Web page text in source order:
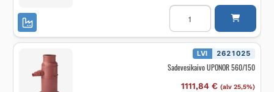
Teleskooppirengas
pultattava
UPONOR
D560/315
määrä
LVI 2621025
Sadevesikaivo UPONOR 560/150
1111,84 € (alv 25,5%)